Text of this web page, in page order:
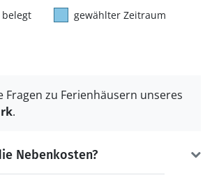
belegt gewählter Zeitraum
Fragen zu Ferienhäusern unseres
.
Nebenkosten?